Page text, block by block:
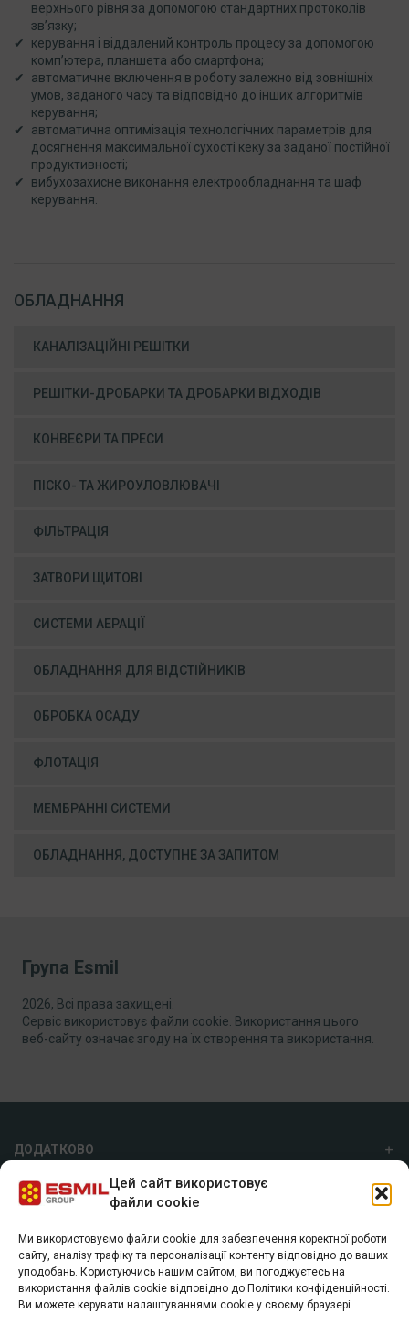
Цей сайт використовує
файли cookie
Ми використовуємо файли cookie для забезпечення коректної роботи
сайту, аналізу трафіку та персоналізації контенту відповідно до ваших
уподобань. Користуючись нашим сайтом, ви погоджуєтесь на
використання файлів cookie відповідно до Політики конфіденційності.
Ви можете керувати налаштуваннями cookie у своєму браузері.
верхнього рівня за допомогою стандартних протоколів
зв’язку;
керування і віддалений контроль процесу за допомогою
комп’ютера, планшета або смартфона;
автоматичне включення в роботу залежно від зовнішніх
умов, заданого часу та відповідно до інших алгоритмів
керування;
автоматична оптимізація технологічних параметрів для
досягнення максимальної сухості кеку за заданої постійної
продуктивності;
вибухозахисне виконання електрообладнання та шаф
керування.
ОБЛАДНАННЯ
КАНАЛІЗАЦІЙНІ РЕШІТКИ
РЕШІТКИ-ДРОБАРКИ ТА ДРОБАРКИ ВІДХОДІВ
КОНВЕЄРИ ТА ПРЕСИ
ПІСКО- ТА ЖИРОУЛОВЛЮВАЧІ
ФІЛЬТРАЦІЯ
ЗАТВОРИ ЩИТОВІ
СИСТЕМИ АЕРАЦІЇ
ОБЛАДНАННЯ ДЛЯ ВІДСТІЙНИКІВ
ОБРОБКА ОСАДУ
ФЛОТАЦІЯ
МЕМБРАННІ СИСТЕМИ
ОБЛАДНАННЯ, ДОСТУПНЕ ЗА ЗАПИТОМ
Група Esmil
2026, Всі права захищені.
Сервіс використовує файли cookie. Використання цього
веб-сайту означає згоду на їх створення та використання.
ДОДАТКОВО
ПРО НАС
ГРУПА ESMIL
а/с 7055, м. Харків, 61072
+38 (057) 74 40 800